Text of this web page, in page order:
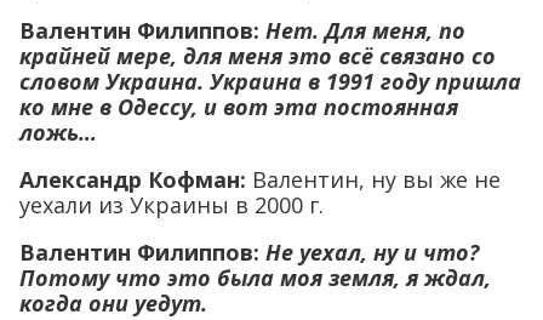
Валентин Филиппов: Нет. Для меня, по
крайней мере, для меня это всё связано со
словом Украина. Украина в 1991 году пришла
ко мне в Одессу, и вот эта постоянная
ложь…
Александр Кофман: Валентин, ну вы же не
уехали из Украины в 2000 г.
Валентин Филиппов: Не уехал, ну и что?
Потому что это была моя земля, я ждал,
когда они уедут.